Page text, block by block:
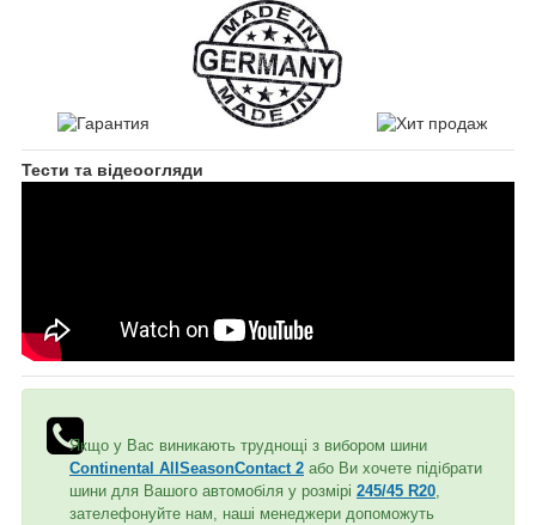
Тести та відеоогляди
Якщо у Вас виникають труднощі з вибором шини
Continental AllSeasonContact 2 або Ви хочете підібрати
шини для Вашого автомобіля у розмірі 245/45 R20
зателефонуйте нам, наші менеджери допоможуть